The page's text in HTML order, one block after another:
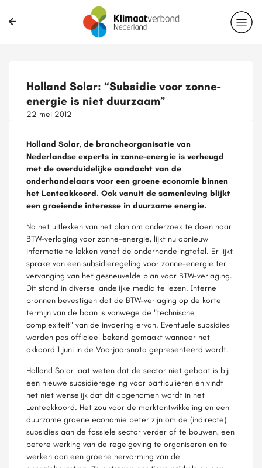
Holland Solar: “Subsidie voor zonne-
energie is niet duurzaam”
22 mei 2012
Holland Solar, de brancheorganisatie van
Nederlandse experts in zonne-energie is verheugd
met de overduidelijke aandacht van de
onderhandelaars voor een groene economie binnen
het Lenteakkoord. Ook vanuit de samenleving blijkt
een groeiende interesse in duurzame energie.
Na het uitlekken van het plan om onderzoek te doen naar
BTW-verlaging voor zonne-energie, lijkt nu opnieuw
informatie te lekken vanaf de onderhandelingtafel. Er lijkt
sprake van een subsidieregeling voor zonne-energie ter
vervanging van het gesneuvelde plan voor BTW-verlaging.
Dit stond in diverse landelijke media te lezen. Interne
bronnen bevestigen dat de BTW-verlaging op de korte
termijn van de baan is vanwege de "technische
complexiteit" van de invoering ervan. Eventuele subsidies
worden pas officieel bekend gemaakt wanneer het
akkoord 1 juni in de Voorjaarsnota gepresenteerd wordt.
Holland Solar laat weten dat de sector niet gebaat is bij
een nieuwe subsidieregeling voor particulieren en vindt
het niet wenselijk dat dit opgenomen wordt in het
Lenteakkoord. Het zou voor de marktontwikkeling en een
duurzame groene economie beter zijn om de (indirecte)
subsidies aan de fossiele sector verder af te bouwen, een
betere werking van de regelgeving te organiseren en te
werken aan een groene hervorming van de